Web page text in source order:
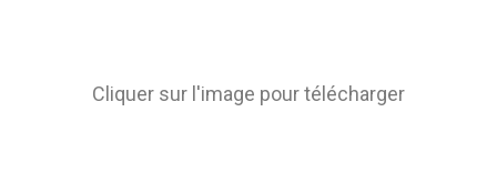
Cliquer sur l'image pour télécharger